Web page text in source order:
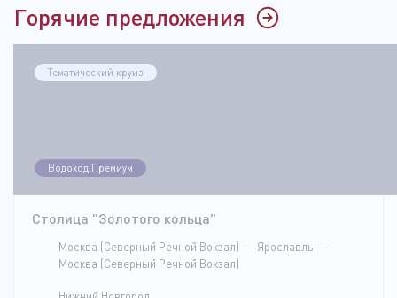
Горячие предложения
Тематический круиз
Водоход.Премиум
Столица "Золотого кольца"
Москва (Северный Речной Вокзал)
Ярославль
Москва (Северный Речной Вокзал)